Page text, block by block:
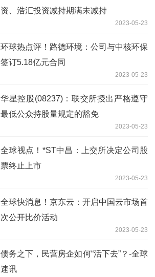
资、浩汇投资减持期满未减持
2023-05-23
环球热点评！路德环境：公司与中核环保
签订5.18亿元合同
2023-05-23
华星控股(08237)：联交所授出严格遵守
最低公众持股量规定的豁免
2023-05-23
全球视点！*ST中昌：上交所决定公司股
票终止上市
2023-05-23
全球快消息！京东云：开启中国云市场首
次公开比价活动
2023-05-23
债务之下，民营房企如何“活下去”？-全球
速讯